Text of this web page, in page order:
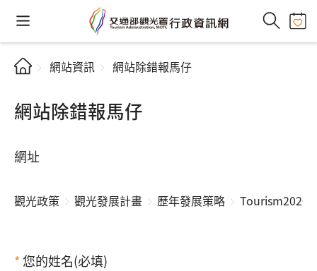
網站資訊 網站除錯報馬仔
網站除錯報馬仔
網址
觀光政策 觀光發展計畫 歷年發展策略 Tourism2020-
您的姓名(必填)